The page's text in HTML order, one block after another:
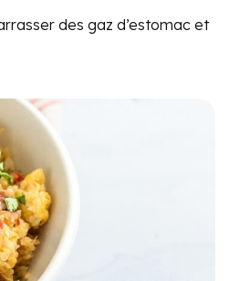
des gaz d’estomac et